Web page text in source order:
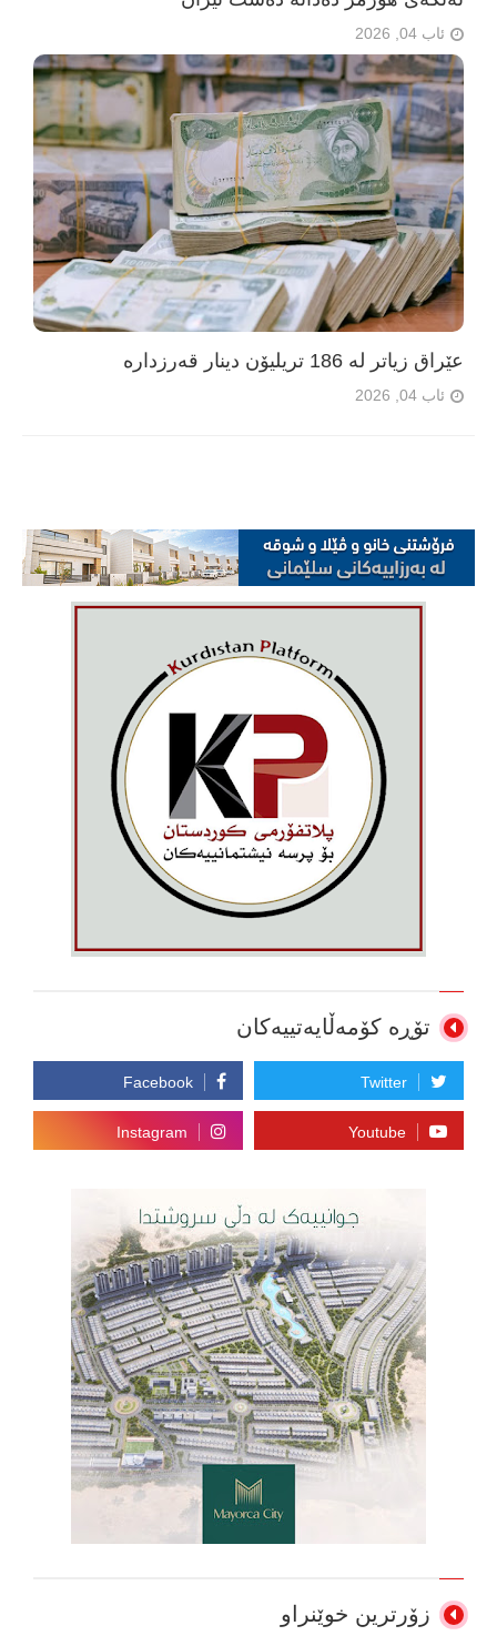
ئاب 04, 2026
عێراق زیاتر لە 186 تریلیۆن دینار قەرزدارە
ئاب 04, 2026
تۆڕە کۆمەڵایەتییەکان
زۆرترین خوێنراو